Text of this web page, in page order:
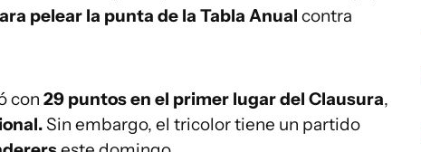
pelear la punta de la Tabla Anual contra
con 29 puntos en el primer lugar del Clausura,
Sin embargo, el tricolor tiene un partido